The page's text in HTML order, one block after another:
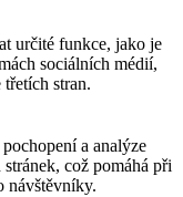
určité funkce, jako je
sociálních médií,
stran.
a analýze
což pomáhá při
návštěvníky.